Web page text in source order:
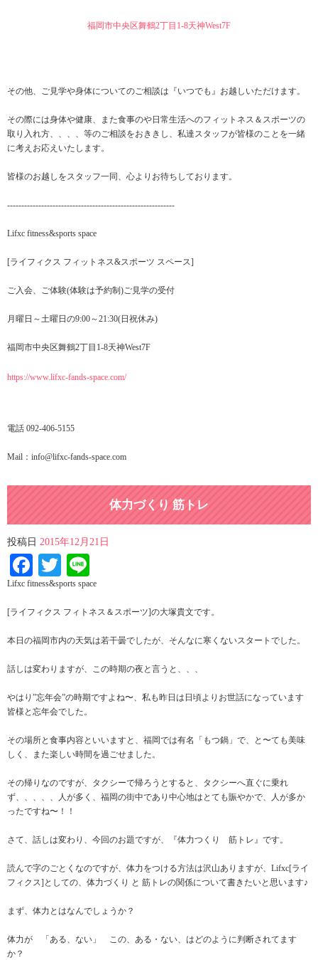
福岡市中央区舞鶴2丁目1-8天神West7F
その他、ご見学や身体についてのご相談は『いつでも』お越しいただけます。
その際には身体や健康、また食事のや日常生活へのフィットネス＆スポーツの
取り入れ方、、、、等のご相談をおききし、私達スタッフが皆様のことを一緒
に考えお応えいたします。
皆様のお越しをスタッフ一同、心よりお待ちしております。
-----------------------------------------------------------
Lifxc fitness&sports space
[ライフィクス フィットネス&スポーツ スペース]
ご入会、ご体験(体験は予約制)ご見学の受付
月曜日～土曜日の9:00～21:30(日祝休み)
福岡市中央区舞鶴2丁目1-8天神West7F
https://www.lifxc-fands-space.com/
電話 092-406-5155
Mail：info@lifxc-fands-space.com
体力づくり 筋トレ
投稿日 2015年12月21日
Facebook
Twitter
Lifxc fitness&sports space
[ライフィクス フィトネス＆スポーツ]の大塚貴文です。
本日の福岡市内の天気は若干曇でしたが、そんなに寒くないスタートでした。
話しは変わりますが、この時期の夜と言うと、、、
やはり”忘年会”の時期ですよね〜、私も昨日は日頃よりお世話になっています
皆様と忘年会でした。
その場所と食事内容といいますと、福岡では有名「もつ鍋」で、と〜ても美味
しく、また楽しい時間を過ごせました。
その帰りなのですが、タクシーで帰ろうとすると、タクシーへ直ぐに乗れ
ず、、、、、人が多く、福岡の街中であり中心地はとても賑やかで、人が多か
ったですね〜！！
さて、話しは変わり、今回のお題ですが、『体力つくり 筋トレ』です。
読んで字のごとくなのですが、体力をつける方法は沢山ありますが、Lifxc[ライ
フィクス]としての、体力づくり と 筋トレの関係について書きたいと思います♪
まず、体力とはなんでしょうか？
体力が 「ある、ない」 この、ある・ない、はどのように判断されてます
か？